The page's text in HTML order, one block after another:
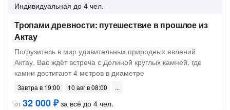
Индивидуальная до 4 чел.
Тропами древности: путешествие в прошлое из
Актау
Погрузитесь в мир удивительных природных явлений
Актау. Вас ждёт встреча с Долиной круглых камней, где
камни достигают 4 метров в диаметре
Завтра в 19:00
10 авг в 08:00
от32 000 ₽за всё до 4 чел.